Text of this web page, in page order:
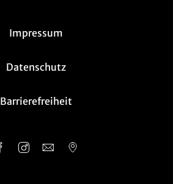
Impressum
Datenschutz
Barrierefreiheit